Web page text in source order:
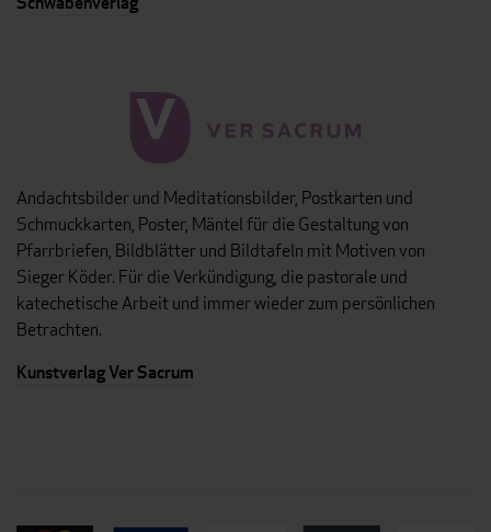
Andachtsbilder und Meditationsbilder, Postkarten und
Schmuckkarten, Poster, Mäntel für die Gestaltung von
Pfarrbriefen, Bildblätter und Bildtafeln mit Motiven von
Sieger Köder. Für die Verkündigung, die pastorale und
katechetische Arbeit und immer wieder zum persönlichen
Betrachten.
Kunstverlag Ver Sacrum